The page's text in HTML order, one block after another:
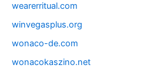
wearerritual.com
winvegasplus.org
wonaco-de.com
wonacokaszino.net